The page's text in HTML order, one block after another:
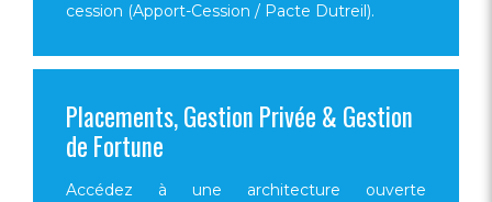
cession (Apport-Cession / Pacte Dutreil).
Placements, Gestion Privée & Gestion
de Fortune
Accédez à une architecture ouverte